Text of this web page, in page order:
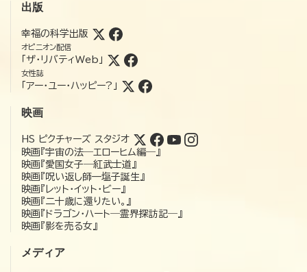
出版
幸福の科学出版
オピニオン配信
「ザ・リバティWeb」
女性誌
「アー・ユー・ハッピー?」
映画
HS ピクチャーズ スタジオ
映画『宇宙の法―エローヒム編―』
映画『愛国女子―紅武士道』
映画『呪い返し師—塩子誕生』
映画『レット・イット・ビー』
映画『二十歳に還りたい。』
映画『ドラゴン・ハート―霊界探訪記―』
映画『影を売る女』
メディア